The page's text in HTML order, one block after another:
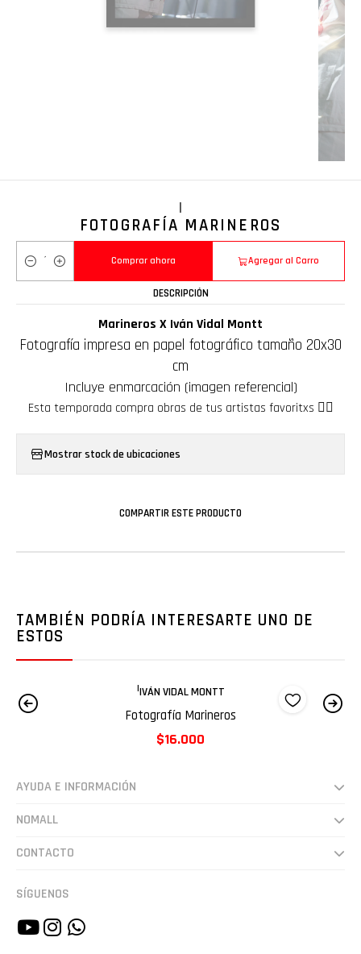
|
FOTOGRAFÍA MARINEROS
Cantidad
Agregar al Carro
Comprar ahora
DESCRIPCIÓN
Marineros X Iván Vidal Montt
Fotografía impresa en papel fotográfico tamaño 20x30
cm
Incluye enmarcación (imagen referencial)
Esta temporada compra obras de tus artistas favoritxs ❤️‍🔥
Mostrar stock de ubicaciones
COMPARTIR ESTE PRODUCTO
TAMBIÉN PODRÍA INTERESARTE UNO DE
ESTOS
|IVÁN VIDAL MONTT
Fotografía Marineros
$16.000
AYUDA E INFORMACIÓN
Despachos
NOMALL
Somos
Vende en NoMall.cl
Estudio Lucha 🔥
CONTACTO
SÍGUENOS